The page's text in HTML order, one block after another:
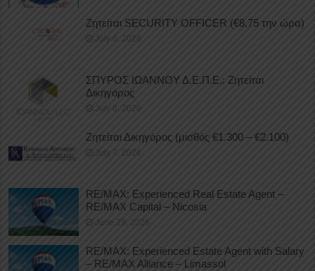
Ζητείται SECURITY OFFICER (€8,75 την ώρα)
July 8, 2026
ΣΠΥΡΟΣ ΙΩΑΝΝΟΥ Δ.Ε.Π.Ε.: Ζητείται
Δικηγόρος
July 8, 2026
Ζητείται Δικηγόρος (μισθός €1.300 – €2.100)
July 7, 2026
RE/MAX: Experienced Real Estate Agent –
RE/MAX Capital – Nicosia
June 29, 2026
RE/MAX: Experienced Estate Agent with Salary
– RE/MAX Alliance – Limassol